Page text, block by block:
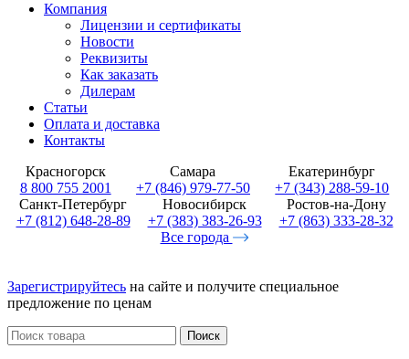
Компания
Лицензии и сертификаты
Новости
Реквизиты
Как заказать
Дилерам
Статьи
Оплата и доставка
Контакты
Красногорск
8 800 755 2001
Самара
+7 (846) 979-77-50
Екатеринбург
+7 (343) 288-59-10
Санкт-Петербург
+7 (812) 648-28-89
Новосибирск
+7 (383) 383-26-93
Ростов-на-Дону
+7 (863) 333-28-32
Все города
Зарегистрируйтесь на сайте и получите специальное
предложение по ценам
Поиск